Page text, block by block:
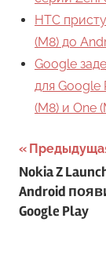
HTC
(M8) до
Google
для Google
(M8) и One
по
записям
Nokia Z
Android
Google Play